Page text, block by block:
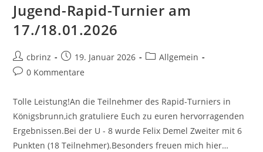
Jugend-Rapid-Turnier am
17./18.01.2026
Beitrags-
Autor:
cbrinz
Beitrag
veröffentlicht:
19. Januar 2026
Beitrags-
Allgemein
Beitrags-
0 Kommentare
Tolle Leistung!An die Teilnehmer des Rapid-Turniers in
Königsbrunn,ich gratuliere Euch zu euren hervorragenden
Ergebnissen.Bei der U - 8 wurde Felix Demel Zweiter mit 6
Punkten (18 Teilnehmer).Besonders freuen mich hier…